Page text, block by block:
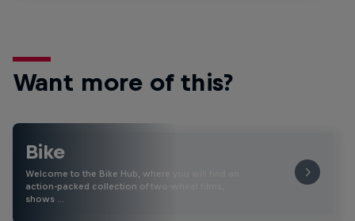
Want more of this?
Bike
Welcome to the Bike Hub, where you will find an
action-packed collection of two-wheel films,
shows …